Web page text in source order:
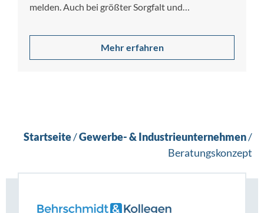
melden. Auch bei größter Sorgfalt und
Mehr erfahren
Startseite/Gewerbe- & Industrieunternehmen/
Beratungskonzept